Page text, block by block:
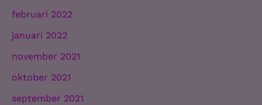
februari 2022
januari 2022
november 2021
oktober 2021
september 2021